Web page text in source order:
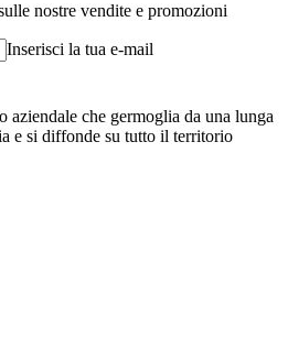
nostre vendite e promozioni
Inserisci la tua e-mail
aziendale che germoglia da una lunga
e si diffonde su tutto il territorio